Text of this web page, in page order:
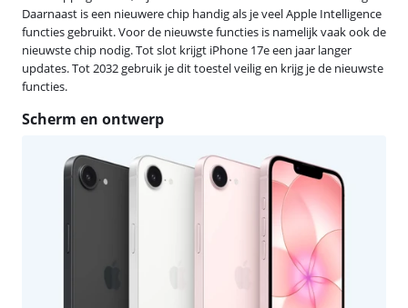
Daarnaast is een nieuwere chip handig als je veel Apple Intelligence
functies gebruikt. Voor de nieuwste functies is namelijk vaak ook de
nieuwste chip nodig. Tot slot krijgt iPhone 17e een jaar langer
updates. Tot 2032 gebruik je dit toestel veilig en krijg je de nieuwste
functies.
Scherm en ontwerp